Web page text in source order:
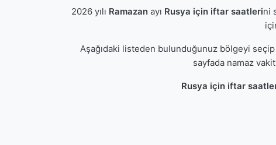
2026 yılı Ramazan ayı Rusya için iftar saatlerini
Aşağıdaki listeden bulunduğunuz bölgeyi seçip
sayfada namaz
Rusya için iftar